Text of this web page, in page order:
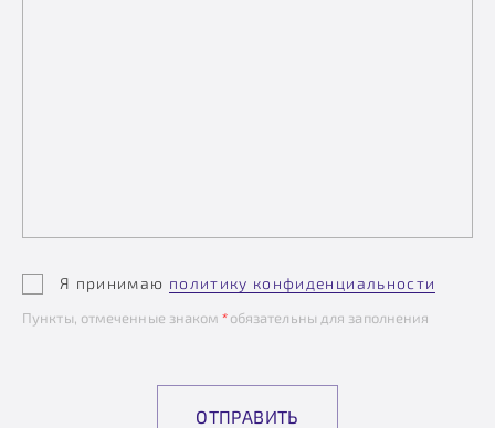
Я принимаю политику конфиденциальности
Пункты, отмеченные знаком *обязательны для заполнения
ОТПРАВИТЬ